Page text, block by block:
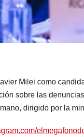
Milei como
sobre las
dirigido por la